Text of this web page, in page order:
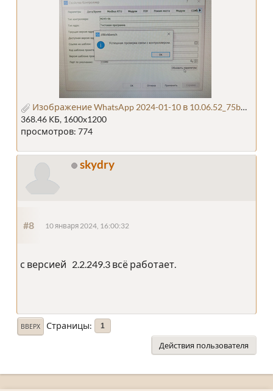
Изображение WhatsApp 2024-01-10 в 10.06.52_75b73c7b.jpg
368.46 КБ, 1600x1200
просмотров: 774
skydry
#8 10 января 2024, 16:00:32
с версией 2.2.249.3 всё работает.
ВВЕРХ Страницы 1
Действия пользователя